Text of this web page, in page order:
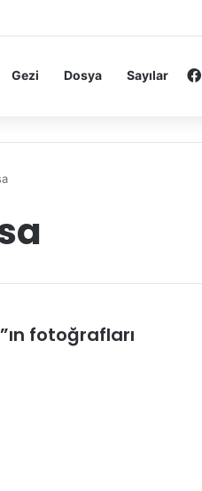
Gezi Dosya Sayılar
fotoğrafları